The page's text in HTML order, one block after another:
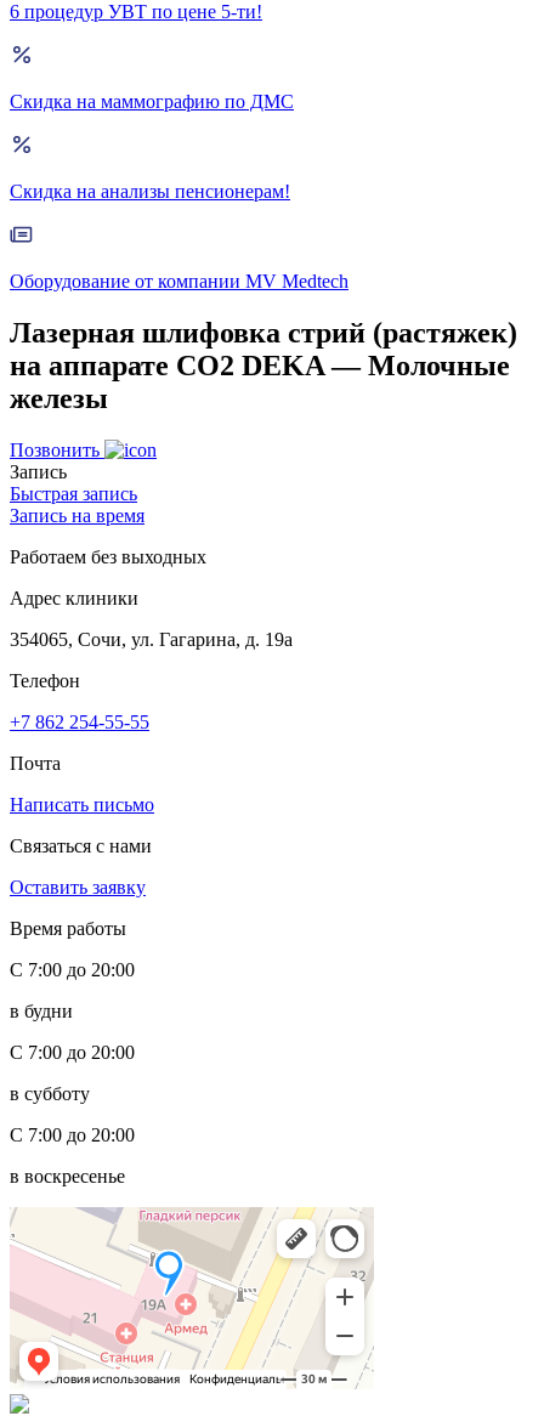
6 процедур УВТ по цене 5-ти!
Скидка на маммографию по ДМС
Скидка на анализы пенсионерам!
Оборудование от компании MV Medtech
Лазерная шлифовка стрий (растяжек)
на аппарате СО2 DEKA — Молочные
железы
Позвонить
Запись
Быстрая запись
Запись на время
Работаем без выходных
Адрес клиники
354065, Сочи, ул. Гагарина, д. 19а
Телефон
+7 862 254-55-55
Почта
Написать письмо
Связаться с нами
Оставить заявку
Время работы
С 7:00 до 20:00
в будни
С 7:00 до 20:00
в субботу
С 7:00 до 20:00
в воскресенье